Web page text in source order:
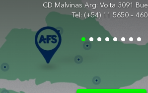
CD Malvinas Arg: Volta 3091
Tel: (+54) 11 5650 –